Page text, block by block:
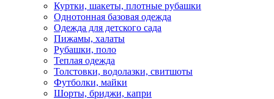
Куртки, шакеты, плотные рубашки
Однотонная базовая одежда
Одежда для детского сада
Пижамы, халаты
Рубашки, поло
Теплая одежда
Толстовки, водолазки, свитшоты
Футболки, майки
Шорты, бриджи, капри